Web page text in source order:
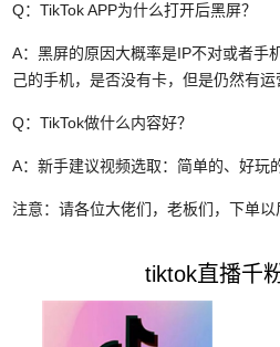
Q：TikTok APP为什么打开后黑屏？
A：黑屏的原因大概率是IP不对或者手
己的手机，是否没有卡，但是仍然有运
Q：TikTok做什么内容好？
A：新手建议视频选取：简单的、好玩
注意：请各位大佬们，老板们，下单以
tiktok直播千